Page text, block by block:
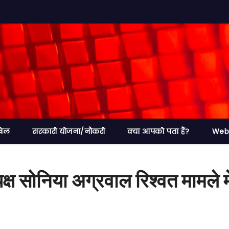
सरकारी योजना/नौकरी क्या आपको पता हैं?
सोनिया अग्रवाल रिश्वत मामले